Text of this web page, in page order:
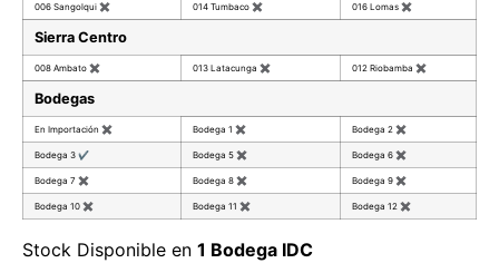
006 Sangolqui ✖ 014 Tumbaco ✖ 016 Lomas ✖
Sierra Centro
008 Ambato ✖ 013 Latacunga ✖ 012 Riobamba ✖
Bodegas
En Importación ✖ Bodega 1 ✖ Bodega 2 ✖
Bodega 3 ✔ Bodega 5 ✖ Bodega 6 ✖
Bodega 7 ✖ Bodega 8 ✖ Bodega 9 ✖
Bodega 10 ✖ Bodega 11 ✖ Bodega 12 ✖
Stock Disponible en 1 Bodega IDC